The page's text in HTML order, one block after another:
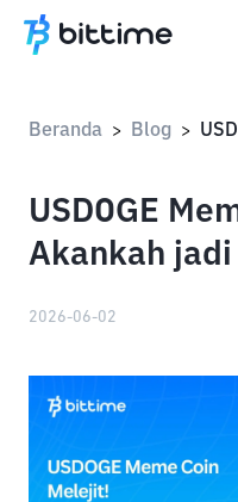
Beranda > Blog >
USDOGE
Akankah jadi
2026-06-02